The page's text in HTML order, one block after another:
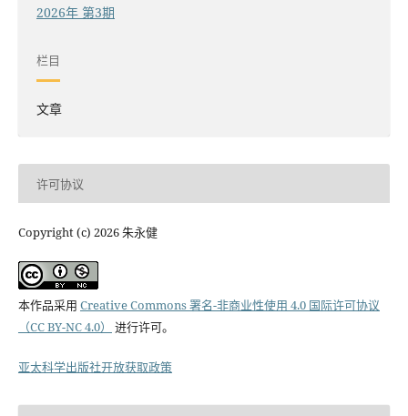
2026年 第3期
栏目
文章
许可协议
Copyright (c) 2026 朱永健
本作品采用 Creative Commons 署名-非商业性使用 4.0 国际许可协议
（CC BY-NC 4.0）
进行许可。
亚太科学出版社开放获取政策